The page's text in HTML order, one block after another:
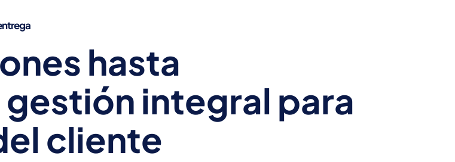
A TRAVÉS DE
POR EXPERTOS
hasta
integral para
cliente